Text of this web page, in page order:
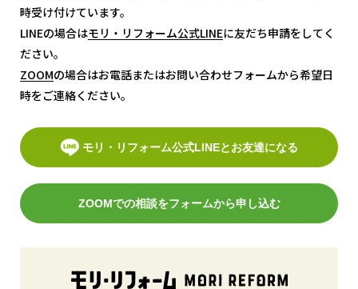
時受け付けています。
LINEの場合はモリ・リフォーム公式LINE
モリ・リフォーム公式LINEに友だち申請をしてく
ださい。
ZOOM
ZOOMの場合はお電話またはお問い合わせフォームから希望日
時をご連絡ください。
モリ・リフォーム公式LINEとお友達になる
ZOOMでの相談をフォームから申し込む